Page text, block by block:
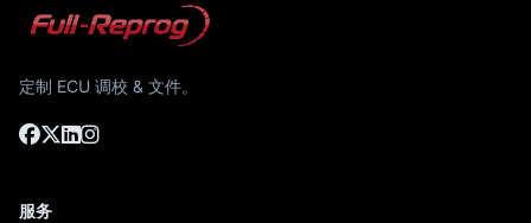
定制 ECU 调校 & 文件。
服务